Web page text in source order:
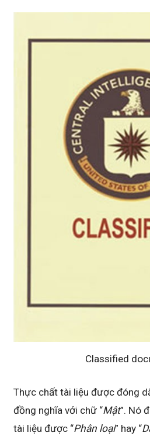
Classified
Thực chất tài liệu được đóng
đồng nghĩa với chữ “Mật”. Nó
tài liệu được “Phân loại” hay “